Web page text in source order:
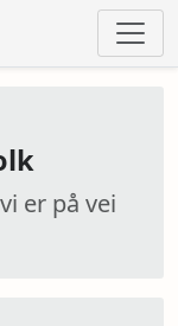
er på vei